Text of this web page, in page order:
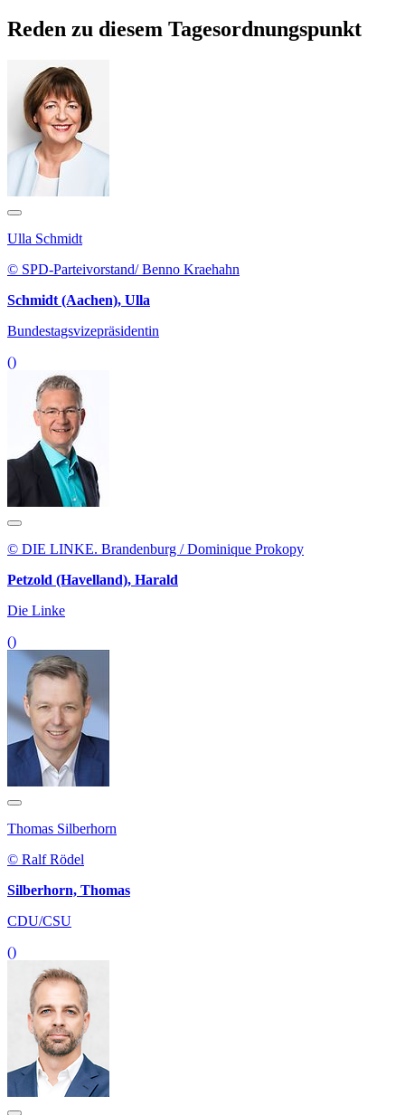
Reden zu diesem Tagesordnungspunkt
Ulla Schmidt
© SPD-Parteivorstand/ Benno Kraehahn
Schmidt (Aachen), Ulla
Bundestagsvizepräsidentin
()
© DIE LINKE. Brandenburg / Dominique Prokopy
Petzold (Havelland), Harald
Die Linke
()
Thomas Silberhorn
© Ralf Rödel
Silberhorn, Thomas
CDU/CSU
()